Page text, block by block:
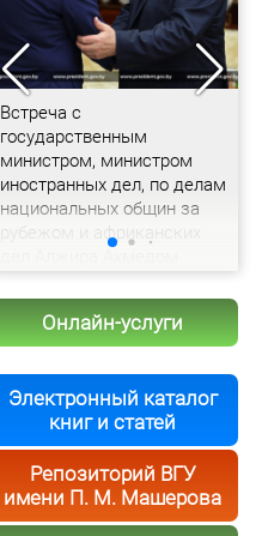
Встреча с
государственным
министром, министром
иностранных дел, по делам
национальных общин за
рубежом и африканских
Онлайн-услуги
Электронный каталог
книг и статей
Репозиторий ВГУ
имени П. М. Машерова